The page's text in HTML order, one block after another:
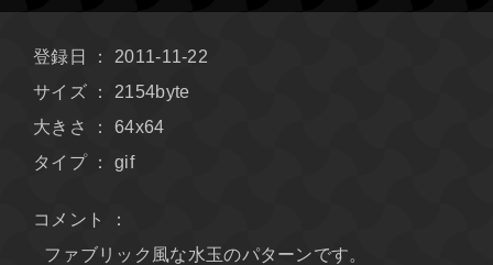
登録日 ： 2011-11-22
サイズ ： 2154byte
大きさ ： 64x64
タイプ ： gif
コメント ：
ファブリック風な水玉のパターンです。